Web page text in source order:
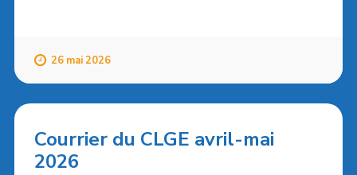
26 mai 2026
Courrier du CLGE avril-mai
2026